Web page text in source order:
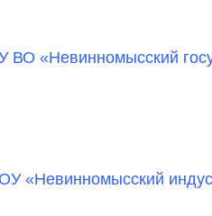
ВО «Невинномысский
«Невинномысский